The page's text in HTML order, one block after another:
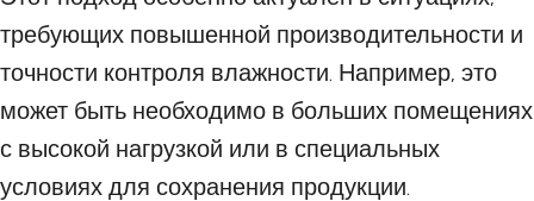
требующих повышенной производительности и
точности контроля влажности. Например, это
может быть необходимо в больших помещениях
с высокой нагрузкой или в специальных
условиях для сохранения продукции.